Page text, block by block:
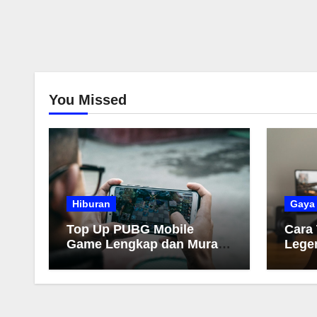
You Missed
Hiburan
Top Up PUBG Mobile
Game Lengkap dan Murah
Cara